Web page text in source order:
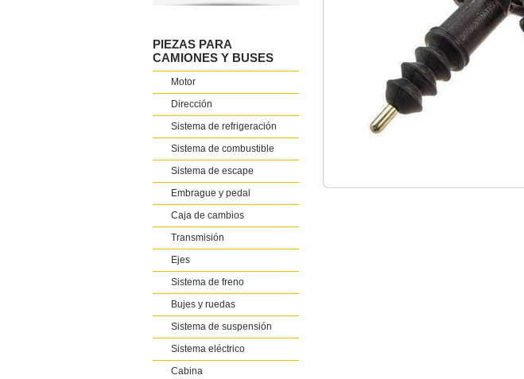
PIEZAS PARA
CAMIONES Y BUSES
Motor
Dirección
Sistema de refrigeración
Sistema de combustible
Sistema de escape
Embrague y pedal
Caja de cambios
Transmisión
Ejes
Sistema de freno
Bujes y ruedas
Sistema de suspensión
Sistema eléctrico
Cabina